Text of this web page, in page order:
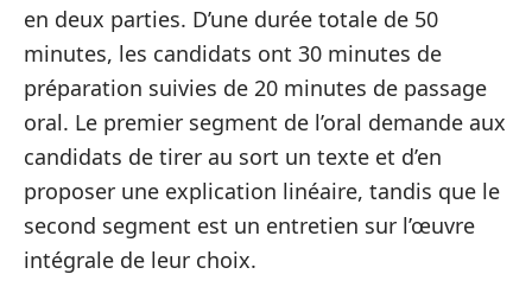
en deux parties. D’une durée totale de 50
minutes, les candidats ont 30 minutes de
préparation suivies de 20 minutes de passage
oral. Le premier segment de l’oral demande aux
candidats de tirer au sort un texte et d’en
proposer une explication linéaire, tandis que le
second segment est un entretien sur l’œuvre
intégrale de leur choix.